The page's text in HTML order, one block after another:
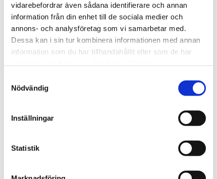
vidarebefordrar även sådana identifierare och annan
information från din enhet till de sociala medier och
annons- och analysföretag som vi samarbetar med.
Dessa kan i sin tur kombinera informationen med annan
information som du har tillhandahållit eller som de har
Nödvändig
Inställningar
Statistik
4 890,00KR
Antal
Lagervara
Artikelnr
20260215